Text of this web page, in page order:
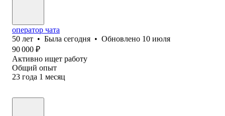
оператор чата
50 лет • Была сегодня • Обновлено 10 июля
90 000 ₽
Активно ищет работу
Общий опыт
23 года 1 месяц